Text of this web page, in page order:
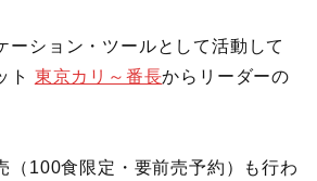
ーション・ツールとして活動して
ト 東京カリ～番長からリーダーの
（100食限定・要前売予約）も行わ